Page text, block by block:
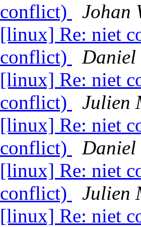
conflict)
Johan
[linux] Re: niet
conflict)
Daniel
[linux] Re: niet
conflict)
Julien
[linux] Re: niet
conflict)
Daniel
[linux] Re: niet
conflict)
Julien
[linux] Re: niet